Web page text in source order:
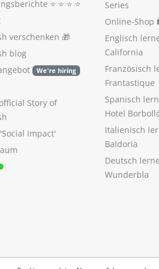
⭐️ ⭐️ ⭐️ ⭐️
verschenken 🎁
blog
We're hiring
Story of
Impact'
Series
Online-Shop
Englisch
California
Französisch
Frantastique
Spanisch
Hotel
Italienisch
Baldoria
Deutsch
Wunderbla